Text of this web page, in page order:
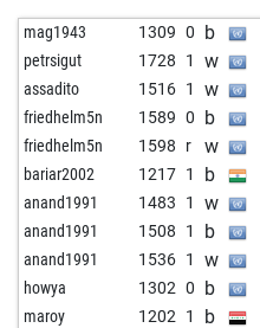
mag1943 1309 0 b
petrsigut 1728 1 w
assadito 1516 1 w
friedhelm5n 1589 0 b
friedhelm5n 1598 r w
bariar2002 1217 1 b
anand1991 1483 1 w
anand1991 1508 1 b
anand1991 1536 1 w
howya 1302 0 b
maroy 1202 1 b